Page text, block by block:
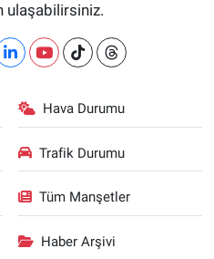
ulaşabilirsiniz.
Hava Durumu
Trafik Durumu
Tüm Manşetler
Haber Arşivi